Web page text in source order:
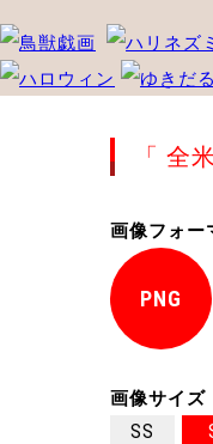
「 全
画像フォー
PNG
画像サイズ
SS